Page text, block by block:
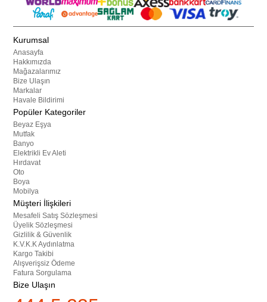
Kurumsal
Anasayfa
Hakkımızda
Mağazalarımız
Bize Ulaşın
Markalar
Havale Bildirimi
Popüler Kategoriler
Beyaz Eşya
Mutfak
Banyo
Elektrikli Ev Aleti
Hırdavat
Oto
Boya
Mobilya
Müşteri İlişkileri
Mesafeli Satış Sözleşmesi
Üyelik Sözleşmesi
Gizlilik & Güvenlik
K.V.K.K Aydınlatma
Kargo Takibi
Alışverişsiz Ödeme
Fatura Sorgulama
Bize Ulaşın